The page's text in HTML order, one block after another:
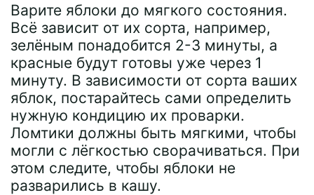
Варите яблоки до мягкого состояния.
Всё зависит от их сорта, например,
зелёным понадобится 2-3 минуты, а
красные будут готовы уже через 1
минуту. В зависимости от сорта ваших
яблок, постарайтесь сами определить
нужную кондицию их проварки.
Ломтики должны быть мягкими, чтобы
могли с лёгкостью сворачиваться. При
этом следите, чтобы яблоки не
разварились в кашу.